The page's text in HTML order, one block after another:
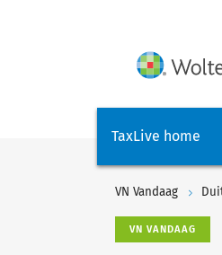
TaxLive home
VN Vandaag
VN VANDAAG